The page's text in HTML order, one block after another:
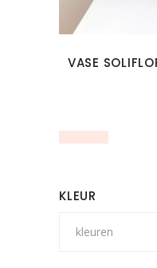
VASE
KLEUR
kleuren